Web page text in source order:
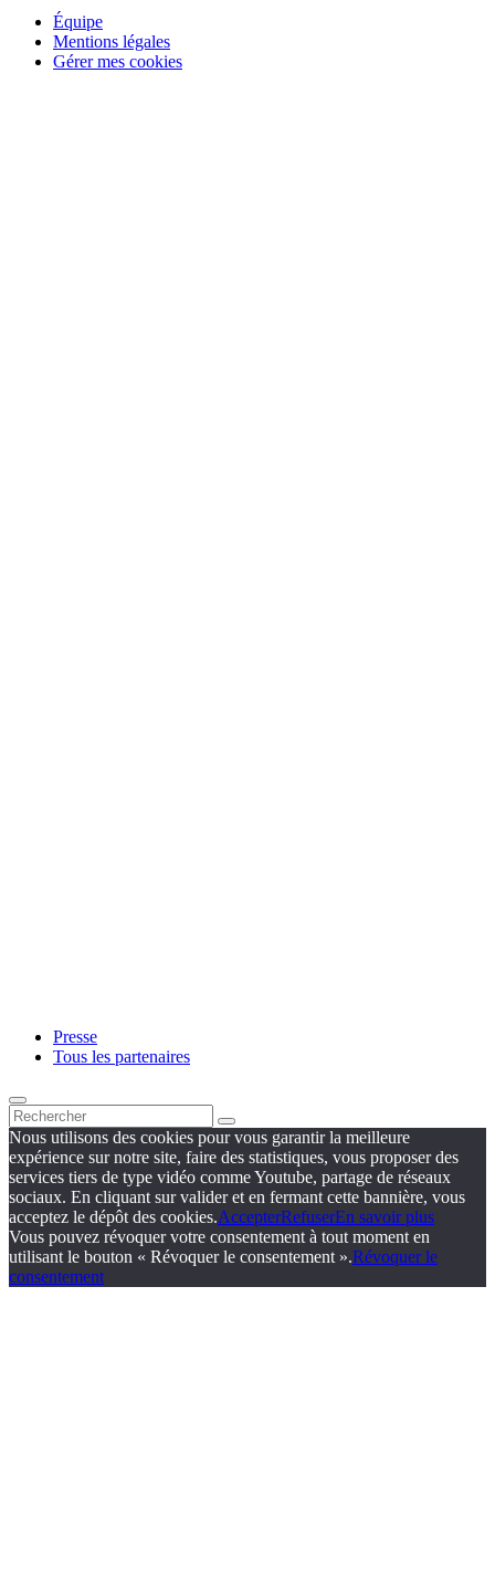
Équipe
Mentions légales
Gérer mes cookies
Presse
Tous les partenaires
Nous utilisons des cookies pour vous garantir la meilleure
expérience sur notre site, faire des statistiques, vous proposer des
services tiers de type vidéo comme Youtube, partage de réseaux
sociaux. En cliquant sur valider et en fermant cette bannière, vous
acceptez le dépôt des cookies.AccepterRefuserEn savoir plus
Vous pouvez révoquer votre consentement à tout moment en
utilisant le bouton « Révoquer le consentement ».Révoquer le
consentement